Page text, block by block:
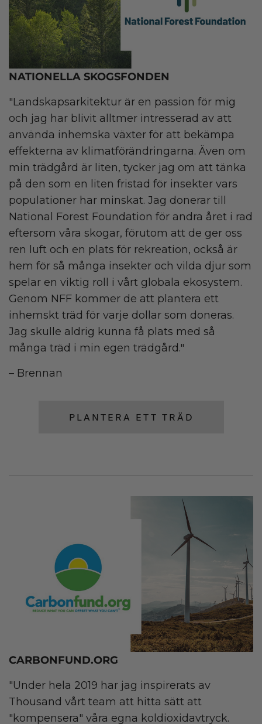
NATIONELLA SKOGSFONDEN
"Landskapsarkitektur är en passion för mig
och jag har blivit alltmer intresserad av att
använda inhemska växter för att bekämpa
effekterna av klimatförändringarna. Även om
min trädgård är liten, tycker jag om att tänka
på den som en liten fristad för insekter vars
populationer har minskat. Jag donerar till
National Forest Foundation för andra året i rad
eftersom våra skogar, förutom att de ger oss
ren luft och en plats för rekreation, också är
hem för så många insekter och vilda djur som
spelar en viktig roll i vårt globala ekosystem.
Genom NFF kommer de att plantera ett
inhemskt träd för varje dollar som doneras.
Jag skulle aldrig kunna få plats med så
många träd i min egen trädgård."
– Brennan
PLANTERA ETT TRÄD
CARBONFUND.ORG
"Under hela 2019 har jag inspirerats av
Thousand vårt team att hitta sätt att
"kompensera" våra egna koldioxidavtryck.